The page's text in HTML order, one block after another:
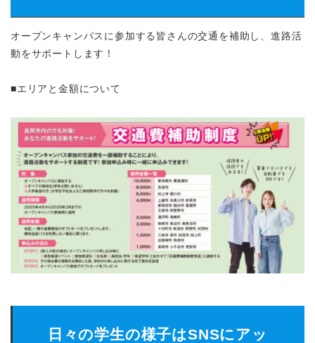
オープンキャンパスに参加する皆さんの交通を補助し、進路活
動をサポートします！
■エリアと金額について
日々の学生の様子はSNSにアッ